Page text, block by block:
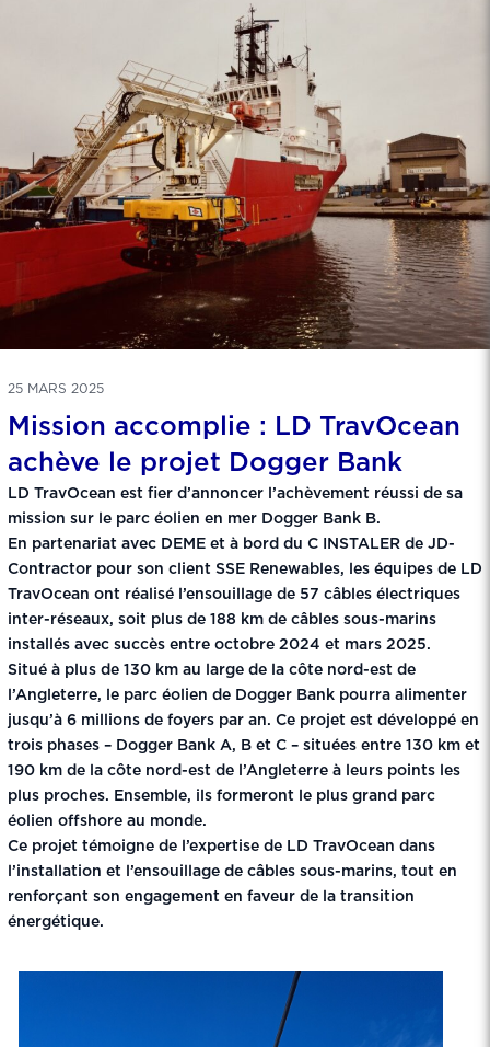
25 MARS 2025
Mission accomplie : LD TravOcean
achève le projet Dogger Bank
LD TravOcean est fier d’annoncer l’achèvement réussi de sa
mission sur le parc éolien en mer Dogger Bank B.
En partenariat avec DEME et à bord du C INSTALER de JD-
Contractor pour son client SSE Renewables, les équipes de LD
TravOcean ont réalisé l’ensouillage de 57 câbles électriques
inter-réseaux, soit plus de 188 km de câbles sous-marins
installés avec succès entre octobre 2024 et mars 2025.
Situé à plus de 130 km au large de la côte nord-est de
l’Angleterre, le parc éolien de Dogger Bank pourra alimenter
jusqu’à 6 millions de foyers par an. Ce projet est développé en
trois phases – Dogger Bank A, B et C – situées entre 130 km et
190 km de la côte nord-est de l’Angleterre à leurs points les
plus proches. Ensemble, ils formeront le plus grand parc
éolien offshore au monde.
Ce projet témoigne de l’expertise de LD TravOcean dans
l’installation et l’ensouillage de câbles sous-marins, tout en
renforçant son engagement en faveur de la transition
énergétique.